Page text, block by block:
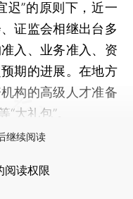
”的原则下，近一
证监会相继出台多
入、业务准入、资
期的进展。在地方
构的高级人才准备
大礼包”。
继续阅读
阅读权限